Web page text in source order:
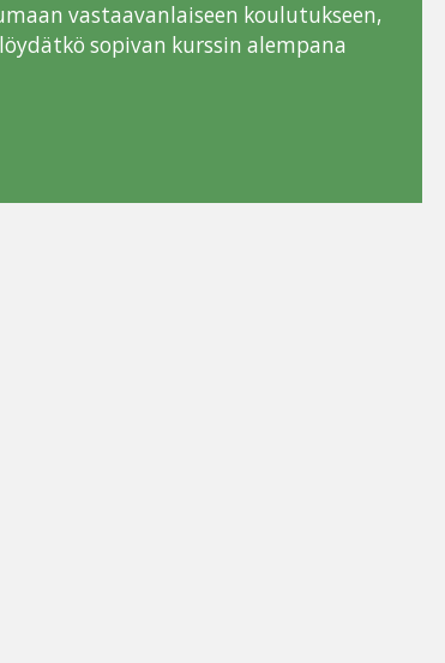
vastaavanlaiseen koulutukseen,
sopivan kurssin alempana